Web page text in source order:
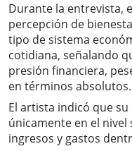
Durante la entrevista,
percepción de
tipo de sistema
cotidiana, señalando
presión financiera,
en términos absolutos.
El artista indicó que
únicamente en el
ingresos y gastos